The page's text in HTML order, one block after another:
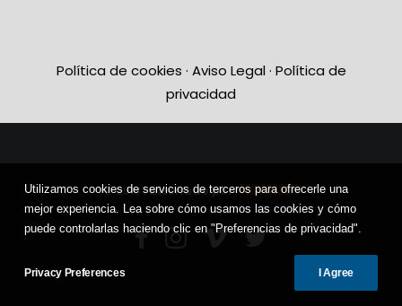
Política de cookies · Aviso Legal· Política de
privacidad
© 2018 |Diseñado porTECHNICAL10
Utilizamos cookies de servicios de terceros para ofrecerle una
mejor experiencia. Lea sobre cómo usamos las cookies y cómo
puede controlarlas haciendo clic en "Preferencias de privacidad".
Privacy Preferences I Agree